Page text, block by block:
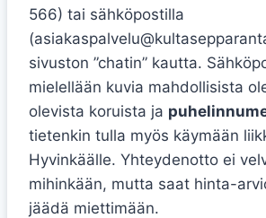
566) tai sähköpostilla
sivuston ”chatin” kautta.
mielellään kuvia mahdollisista
olevista koruista ja
tietenkin tulla myös käymään
Hyvinkäälle. Yhteydenotto ei
mihinkään, mutta saat hinta-
jäädä miettimään.